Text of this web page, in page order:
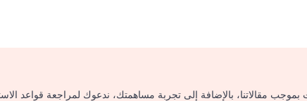
مقالاتنا، بالإضافة إلى تجربة مساهمتك، ندعوك لمراجعة قواعد